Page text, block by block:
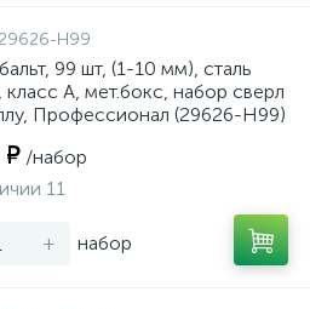
29626-H99
99 шт, (1-10 мм), сталь
А, мет.бокс, набор сверл
Профессионал (29626-H99)
₽ /набор
11
+ набор